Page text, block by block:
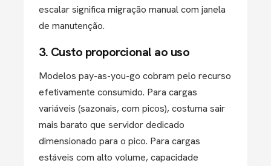
escalar significa migração manual com janela
de manutenção.
3. Custo proporcional ao uso
Modelos pay-as-you-go cobram pelo recurso
efetivamente consumido. Para cargas
variáveis (sazonais, com picos), costuma sair
mais barato que servidor dedicado
dimensionado para o pico. Para cargas
estáveis com alto volume, capacidade